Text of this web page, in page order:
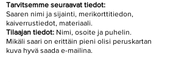
Tarvitsemme seuraavat tiedot:
Saaren nimi ja sijainti, merikorttitiedon,
kaiverrustiedot, materiaali.
Tilaajan tiedot: Nimi, osoite ja puhelin.
Mikäli saari on erittäin pieni olisi peruskartan
kuva hyvä saada e-mailina.